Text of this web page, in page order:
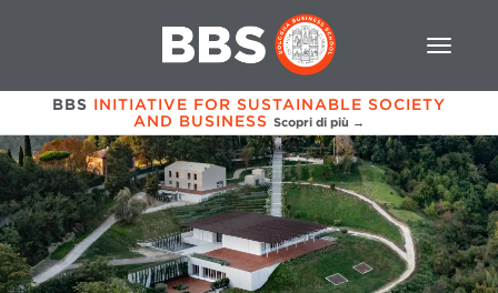
BBS INITIATIVE FOR SUSTAINABLE SOCIETY
AND BUSINESS Scopri di più →